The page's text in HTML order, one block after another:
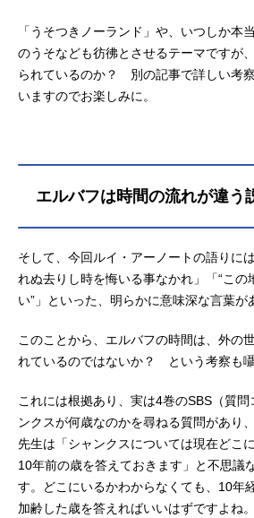
「うそつきノーランド」や、いつしか本
のうそなども彷彿とさせるテーマですが
られているのか？ 別の記事で詳しい考
いますのでお楽しみに。
エルバフは時間の流れが違う
そして、今回ルイ・アーノートの語りに
れぬ去りし時を悔いる事なかれ」「“この
い”」といった、明らかに意味深な言葉が
このことから、エルバフの時間は、外の
れているのではないか？ という考察も囁
これには根拠あり、実は4巻のSBS（質
ンクスが何歳なのかを尋ねる質問があり
先生は「シャンクスについては現在どこ
10年前の歳を答えておきます」と不思議
す。どこにいるかわからなくても、10年
加齢した歳を答えればいいはずですよね。